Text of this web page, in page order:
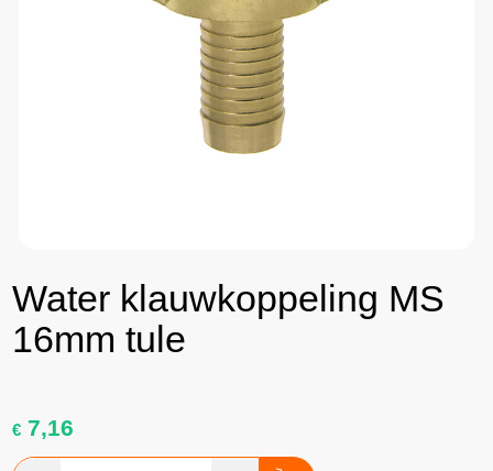
Water klauwkoppeling MS
16mm tule
€ 7,16